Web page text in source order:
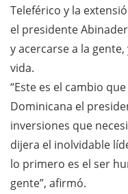
Teleférico y la
el presidente
y acercarse a la
vida.
“Este es el cambio
Dominicana el
inversiones que
dijera el inolvidable
lo primero es el ser
gente”, afirmó.